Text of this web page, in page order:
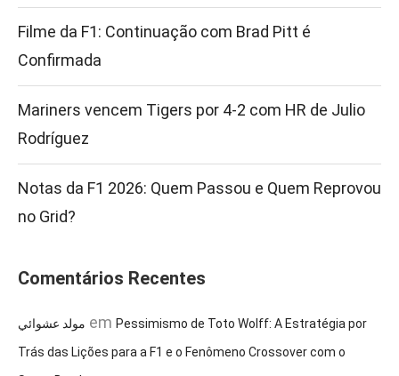
Filme da F1: Continuação com Brad Pitt é
Confirmada
Mariners vencem Tigers por 4-2 com HR de Julio
Rodríguez
Notas da F1 2026: Quem Passou e Quem Reprovou
no Grid?
Comentários Recentes
مولد عشوائي em Pessimismo de Toto Wolff: A Estratégia por
Trás das Lições para a F1 e o Fenômeno Crossover com o